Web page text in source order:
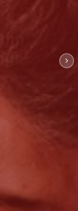
seçin;
taşıyın.